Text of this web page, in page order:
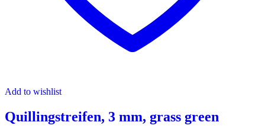
Add to wishlist
Quillingstreifen, 3 mm, grass green